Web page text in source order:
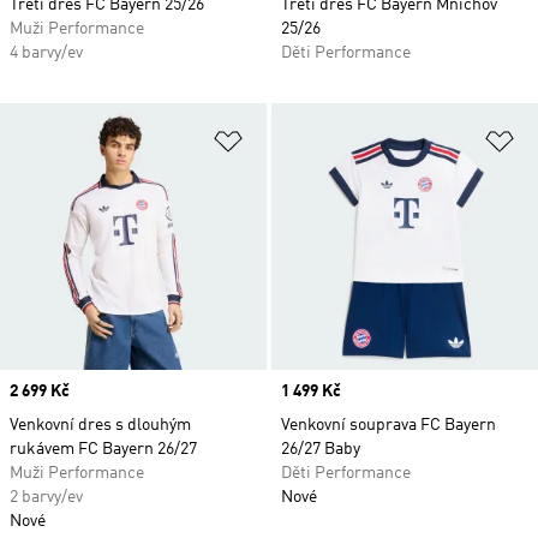
Třetí dres FC Bayern 25/26
Muži Performance
4 barvy/ev
Třetí dres FC Bayern Mnichov
25/26
Děti Performance
Přidat do seznamu přání
Price
2 699 Kč
Venkovní dres s dlouhým
rukávem FC Bayern 26/27
Muži Performance
2 barvy/ev
Nové
Price
1 499 Kč
Venkovní souprava FC Bayern
26/27 Baby
Děti Performance
Nové